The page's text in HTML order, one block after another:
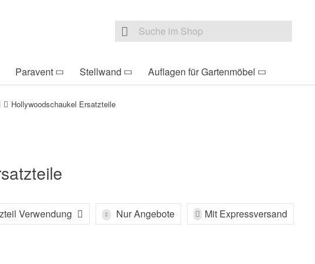
Suche nach
Paravent Stellwand Auflagen für Gartenmöbel
Hollywoodschaukel Ersatzteile
Verwendung Nur Angebote Mit Expressversand